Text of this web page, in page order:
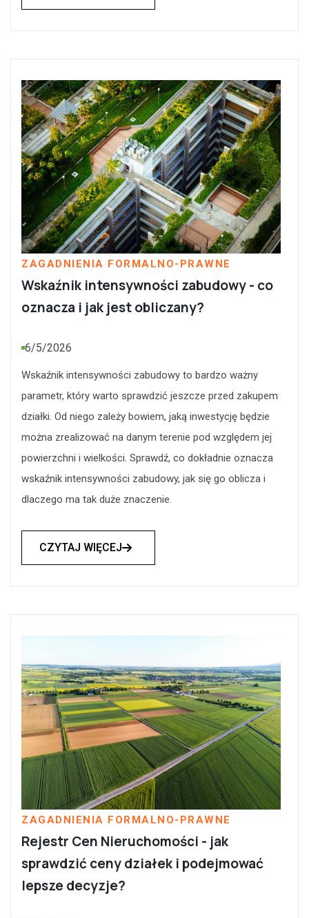
ZAGADNIENIA FORMALNO-PRAWNE
Wskaźnik intensywności zabudowy - co
oznacza i jak jest obliczany?
6/5/2026
Wskaźnik intensywności zabudowy to bardzo ważny
parametr, który warto sprawdzić jeszcze przed zakupem
działki. Od niego zależy bowiem, jaką inwestycję będzie
można zrealizować na danym terenie pod względem jej
powierzchni i wielkości. Sprawdź, co dokładnie oznacza
wskaźnik intensywności zabudowy, jak się go oblicza i
dlaczego ma tak duże znaczenie.
CZYTAJ WIĘCEJ
ZAGADNIENIA FORMALNO-PRAWNE
Rejestr Cen Nieruchomości - jak
sprawdzić ceny działek i podejmować
lepsze decyzje?